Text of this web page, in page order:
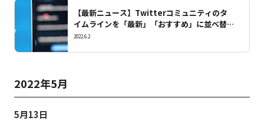
【最新ニュース】Twitterコミュニティのタ
イムラインを「最新」「おすすめ」に並べ替え
る機能をテスト中
2022.6.2
2022年5月
5月13日